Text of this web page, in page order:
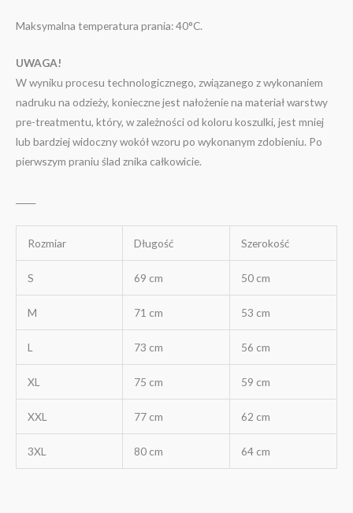
Maksymalna temperatura prania: 40°C.
UWAGA!
W wyniku procesu technologicznego, związanego z wykonaniem
nadruku na odzieży, konieczne jest nałożenie na materiał warstwy
pre-treatmentu, który, w zależności od koloru koszulki, jest mniej
lub bardziej widoczny wokół wzoru po wykonanym zdobieniu. Po
pierwszym praniu ślad znika całkowicie.
Rozmiar Długość Szerokość
S 69 cm 50 cm
M 71 cm 53 cm
L 73 cm 56 cm
XL 75 cm 59 cm
XXL 77 cm 62 cm
3XL 80 cm 64 cm